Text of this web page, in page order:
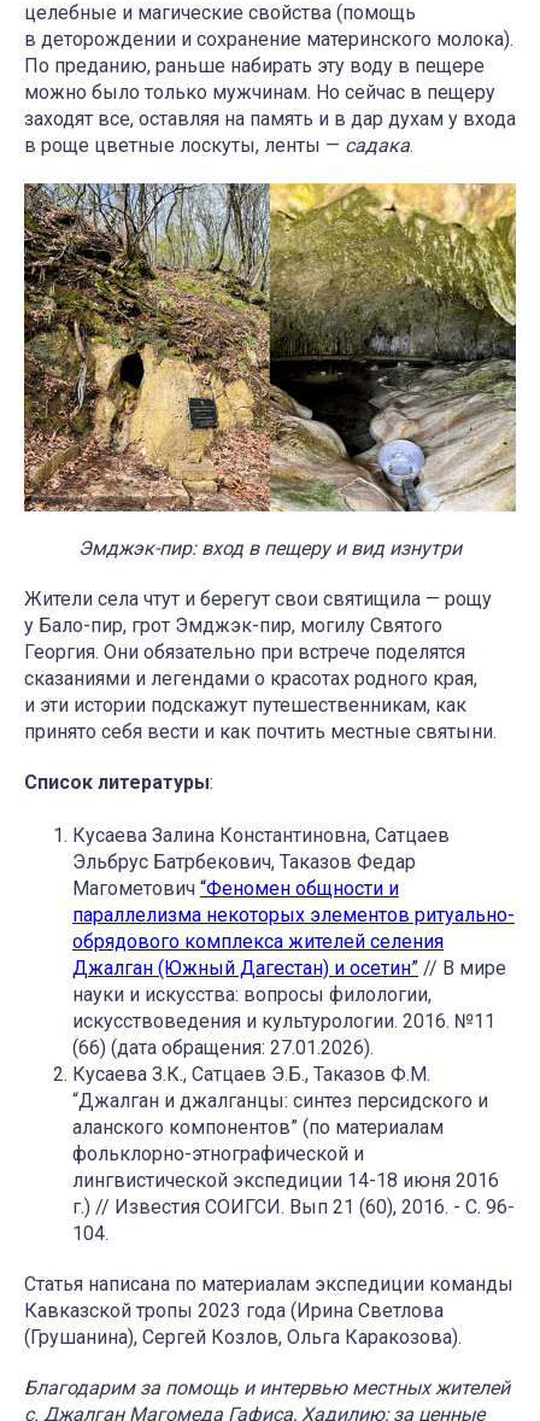
целебные и магические свойства (помощь
в деторождении и сохранение материнского молока).
По преданию, раньше набирать эту воду в пещере
можно было только мужчинам. Но сейчас в пещеру
заходят все, оставляя на память и в дар духам у входа
в роще цветные лоскуты, ленты — садака.
Эмджэк-пир: вход в пещеру и вид изнутри
Жители села чтут и берегут свои святищила — рощу
у Бало-пир, грот Эмджэк-пир, могилу Святого
Георгия. Они обязательно при встрече поделятся
сказаниями и легендами о красотах родного края,
и эти истории подскажут путешественникам, как
принято себя вести и как почтить местные святыни.
Список литературы:
Кусаева Залина Константиновна, Сатцаев
Эльбрус Батрбекович, Таказов Федар
Магометович “Феномен общности и
параллелизма некоторых элементов ритуально-
обрядового комплекса жителей селения
Джалган (Южный Дагестан) и осетин” // В мире
науки и искусства: вопросы филологии,
искусствоведения и культурологии. 2016. №11
(66) (дата обращения: 27.01.2026).
Кусаева З.К., Сатцаев Э.Б., Таказов Ф.М.
“Джалган и джалганцы: синтез персидского и
аланского компонентов” (по материалам
фольклорно-этнографической и
лингвистической экспедиции 14-18 июня 2016
г.) // Известия СОИГСИ. Вып 21 (60), 2016. - С. 96-
104.
Статья написана по материалам экспедиции команды
Кавказской тропы 2023 года (Ирина Светлова
(Грушанина), Сергей Козлов, Ольга Каракозова).
Благодарим за помощь и интервью местных жителей
с. Джалган Магомеда Гафиса, Хадилию; за ценные